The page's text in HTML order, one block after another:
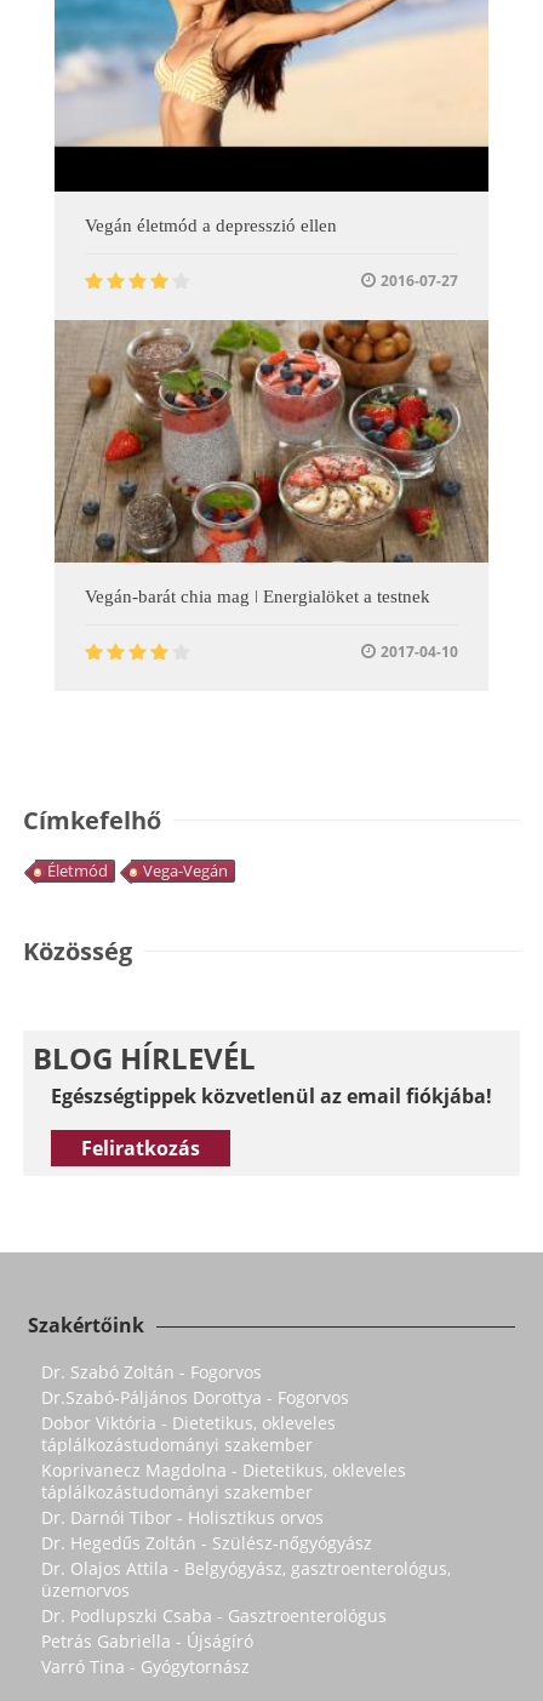
Vegán életmód a depresszió ellen
2016-07-27
Vegán-barát chia mag ǀ Energialöket a testnek
2017-04-10
Címkefelhő
Életmód Vega-Vegán
Közösség
BLOG HÍRLEVÉL
Egészségtippek közvetlenül az email fiókjába!
Feliratkozás
Szakértőink
Dr. Szabó Zoltán - Fogorvos
Dr.Szabó-Páljános Dorottya - Fogorvos
Dobor Viktória - Dietetikus, okleveles
táplálkozástudományi szakember
Koprivanecz Magdolna - Dietetikus, okleveles
táplálkozástudományi szakember
Dr. Darnói Tibor - Holisztikus orvos
Dr. Hegedűs Zoltán - Szülész-nőgyógyász
Dr. Olajos Attila - Belgyógyász, gasztroenterológus,
üzemorvos
Dr. Podlupszki Csaba - Gasztroenterológus
Petrás Gabriella - Újságíró
Varró Tina - Gyógytornász